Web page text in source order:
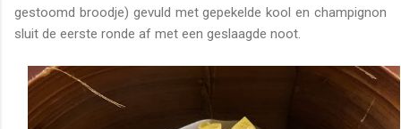
gestoomd broodje) gevuld met gepekelde kool en champignon
sluit de eerste ronde af met een geslaagde noot.